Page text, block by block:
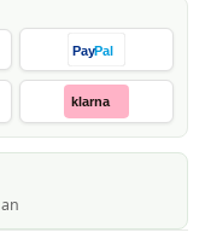
PayPal
klarna